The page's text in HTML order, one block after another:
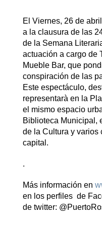
El Viernes, 26 de
a la clausura de las
de la Semana
actuación a cargo de
Mueble Bar, que
conspiración de las
Este espectáculo,
representarà en la
el mismo espacio
Biblioteca Municipal,
de la Cultura y varios
capital.
.
Más información en
en los perfiles de
de twitter: